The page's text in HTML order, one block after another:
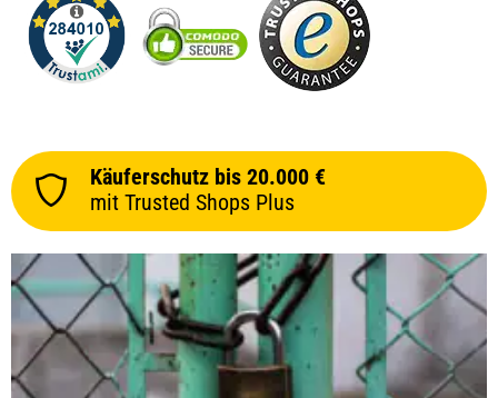
Käuferschutz bis 20.000 €
mit Trusted Shops Plus